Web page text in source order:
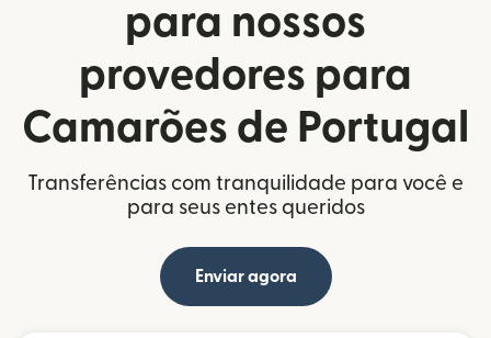
para nossos
provedores para
Camarões de Portugal
Transferências com tranquilidade para você e
para seus entes queridos
Enviar agora